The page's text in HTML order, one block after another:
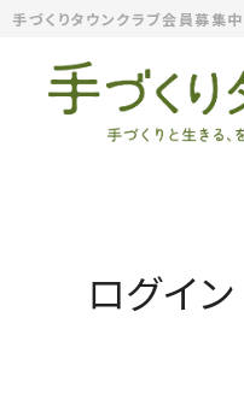
手づくりタウンクラブ会員募集中
ログイン